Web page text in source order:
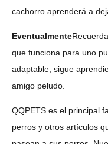
cachorro aprenderá a
Eventualmente
que funciona para uno
adaptable, sigue
amigo peludo.
QQPETS es el principal
perros y otros artículos